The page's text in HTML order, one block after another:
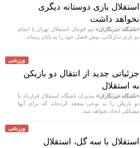
استقلال بازی دوستانه دیگری
نخواهد داشت
«باشگاه خبرنگاران»تیم فوتبال استقلال تهران با انجام
دو بازی تدارکاتی، پیش فصل خود را به پایان رساند.
ورزشی
جزئیاتی جدید از انتقال دو بازیکن
به استقلال
«باشگاه خبرنگاران» مدیران باشگاه استقلال قرارداد با
دو بازیکن را به نوعی منعقد کرده‌اند که برای آنها
مشکلی ایجاد نخواهد شد.
ورزشی
استقلال با سه گل، استقلال